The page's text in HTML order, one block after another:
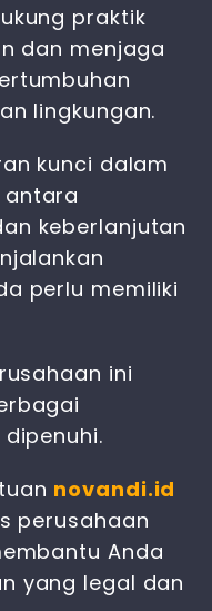
praktik
dan menjaga
lingkungan.
kunci dalam
antara
keberlanjutan
perlu memiliki
ini
novandi.id
perusahaan
Anda
yang legal dan